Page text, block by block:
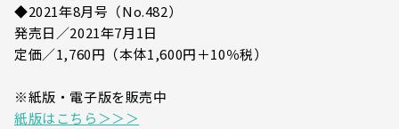
◆2021年8月号（No.482）
発売日／2021年7月1日
定価／1,760円（本体1,600円＋10％税）
※紙版・電子版を販売中
紙版はこちら＞＞＞